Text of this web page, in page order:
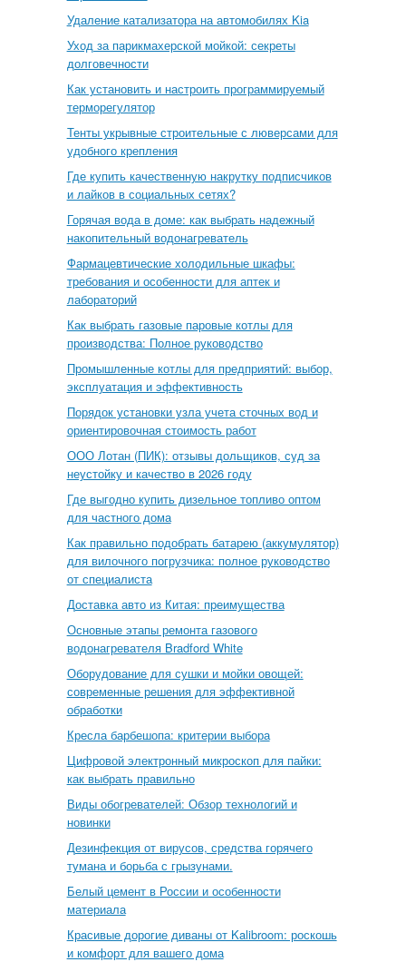
Удаление катализатора на автомобилях Kia
Уход за парикмахерской мойкой: секреты
долговечности
Как установить и настроить программируемый
терморегулятор
Тенты укрывные строительные с люверсами для
удобного крепления
Где купить качественную накрутку подписчиков
и лайков в социальных сетях?
Горячая вода в доме: как выбрать надежный
накопительный водонагреватель
Фармацевтические холодильные шкафы:
требования и особенности для аптек и
лабораторий
Как выбрать газовые паровые котлы для
производства: Полное руководство
Промышленные котлы для предприятий: выбор,
эксплуатация и эффективность
Порядок установки узла учета сточных вод и
ориентировочная стоимость работ
ООО Лотан (ПИК): отзывы дольщиков, суд за
неустойку и качество в 2026 году
Где выгодно купить дизельное топливо оптом
для частного дома
Как правильно подобрать батарею (аккумулятор)
для вилочного погрузчика: полное руководство
от специалиста
Доставка авто из Китая: преимущества
Основные этапы ремонта газового
водонагревателя Bradford White
Оборудование для сушки и мойки овощей:
современные решения для эффективной
обработки
Кресла барбешопа: критерии выбора
Цифровой электронный микроскоп для пайки:
как выбрать правильно
Виды обогревателей: Обзор технологий и
новинки
Дезинфекция от вирусов, средства горячего
тумана и борьба с грызунами.
Белый цемент в России и особенности
материала
Красивые дорогие диваны от Kalibroom: роскошь
и комфорт для вашего дома